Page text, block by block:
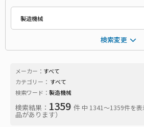
検索変更
メーカー： すべて
カテゴリー： すべて
検索ワード： 製造機械
検索結果： 1359 件 中 1341〜1359件を表
品があります）